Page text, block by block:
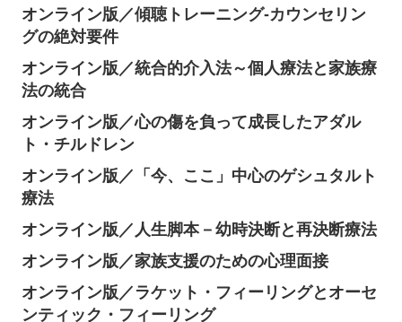
オンライン版／傾聴トレーニング-カウンセリン
グの絶対要件
オンライン版／統合的介入法～個人療法と家族療
法の統合
オンライン版／心の傷を負って成長したアダル
ト・チルドレン
オンライン版／「今、ここ」中心のゲシュタルト
療法
オンライン版／人生脚本－幼時決断と再決断療法
オンライン版／家族支援のための心理面接
オンライン版／ラケット・フィーリングとオーセ
ンティック・フィーリング